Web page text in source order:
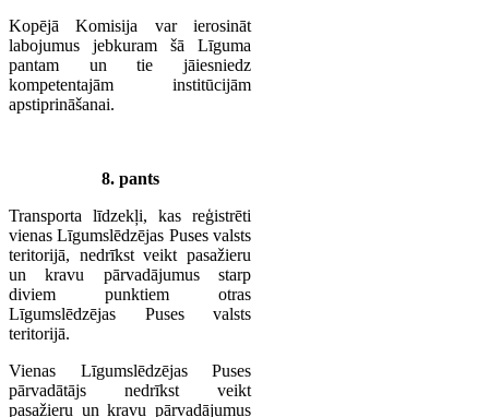
Kopējā Komisija var ierosināt
labojumus jebkuram šā Līguma
pantam un tie jāiesniedz
kompetentajām institūcijām
apstiprināšanai.
8. pants
Transporta līdzekļi, kas reģistrēti
vienas Līgumslēdzējas Puses valsts
teritorijā, nedrīkst veikt pasažieru
un kravu pārvadājumus starp
diviem punktiem otras
Līgumslēdzējas Puses valsts
teritorijā.
Vienas Līgumslēdzējas Puses
pārvadātājs nedrīkst veikt
pasažieru un kravu pārvadājumus